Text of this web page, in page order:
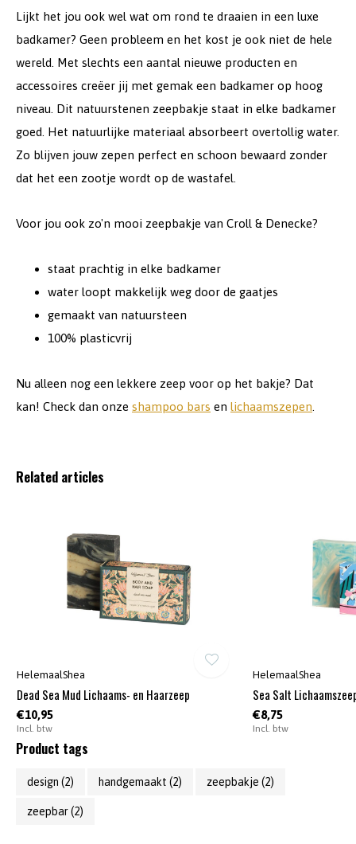
Lijkt het jou ook wel wat om rond te draaien in een luxe
badkamer? Geen probleem en het kost je ook niet de hele
wereld. Met slechts een aantal nieuwe producten en
accessoires creëer jij met gemak een badkamer op hoog
niveau. Dit natuurstenen zeepbakje staat in elke badkamer
goed. Het natuurlijke materiaal absorbeert overtollig water.
Zo blijven jouw zepen perfect en schoon bewaard zonder
dat het een zootje wordt op de wastafel.
Voor jou ook zo'n mooi zeepbakje van Croll & Denecke?
staat prachtig in elke badkamer
water loopt makkelijk weg door de gaatjes
gemaakt van natuursteen
100% plasticvrij
Nu alleen nog een lekkere zeep voor op het bakje? Dat
kan! Check dan onze shampoo bars en lichaamszepen
Related articles
HelemaalShea
Dead Sea Mud Lichaams- en Haarzeep
€10,95
Incl. btw
HelemaalShea
Sea Salt
€8,75
Incl. btw
Product tags
design (2) handgemaakt (2) zeepbakje (2)
zeepbar(2)